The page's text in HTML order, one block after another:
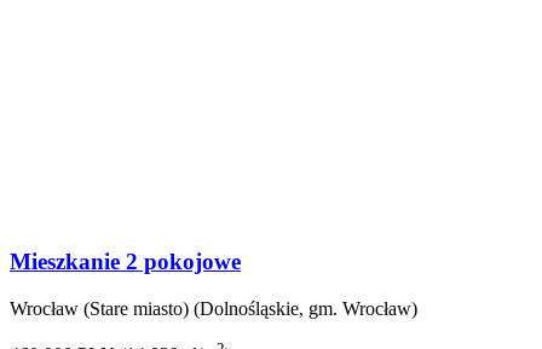
Mieszkanie 2 pokojowe
Wrocław (Stare miasto) (Dolnośląskie, gm. Wrocław)